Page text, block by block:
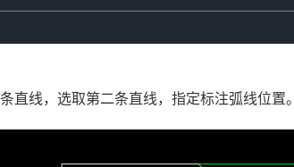
直线，选取第二条直线，指定标注弧线位置。